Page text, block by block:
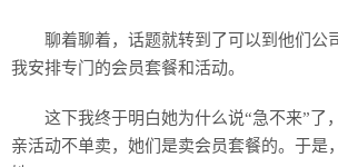
聊着聊着，话题就转到了可以到他们公
我安排专门的会员套餐和活动。
这下我终于明白她为什么说“急不来”了
亲活动不单卖，她们是卖会员套餐的。于是